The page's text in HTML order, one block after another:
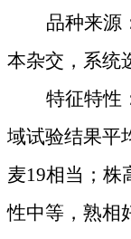
品种来源
本杂交，系统
特征特性
域试验结果平
麦19相当；株
性中等，熟相